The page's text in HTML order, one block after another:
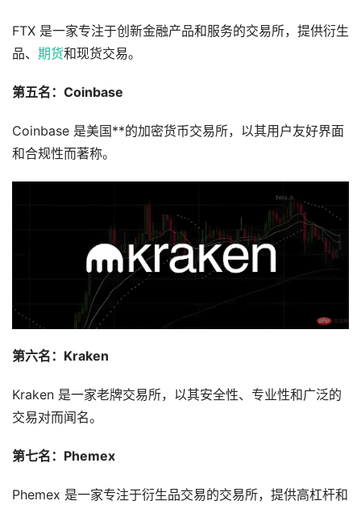
FTX 是一家专注于创新金融产品和服务的交易所，提供衍生
品、 期货和现货交易。
第五名：Coinbase
Coinbase 是美国**的加密货币交易所，以其用户友好界面
和合规性而著称。
第六名：Kraken
Kraken 是一家老牌交易所，以其安全性、专业性和广泛的
交易对而闻名。
第七名：Phemex
Phemex 是一家专注于衍生品交易的交易所，提供高杠杆和